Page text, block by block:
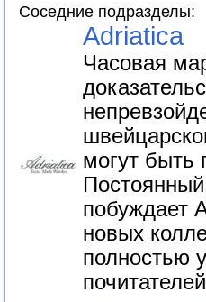
Соседние подразделы:
Adriatica
Часовая
могут быть
побуждает
новых
полностью